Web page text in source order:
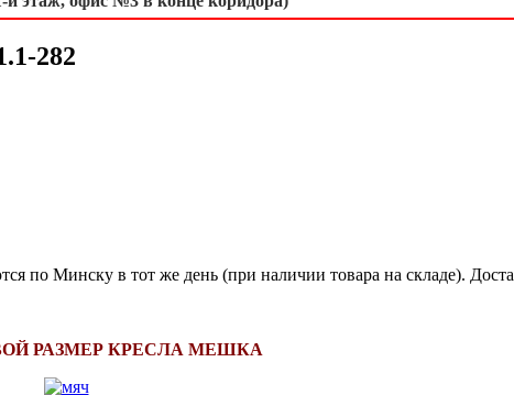
282
по Минску в тот же день (при наличии товара на складе).
РАЗМЕР КРЕСЛА МЕШКА